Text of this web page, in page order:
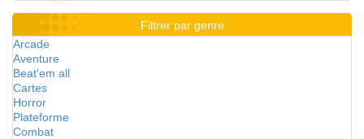
Filtrer par genre
Arcade
Aventure
Beat'em all
Cartes
Horror
Plateforme
Combat